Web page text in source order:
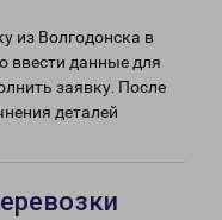
из Волгодонска в
ввести данные для
заявку. После
деталей